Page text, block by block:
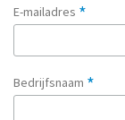
E-mailadres *
Bedrijfsnaam *